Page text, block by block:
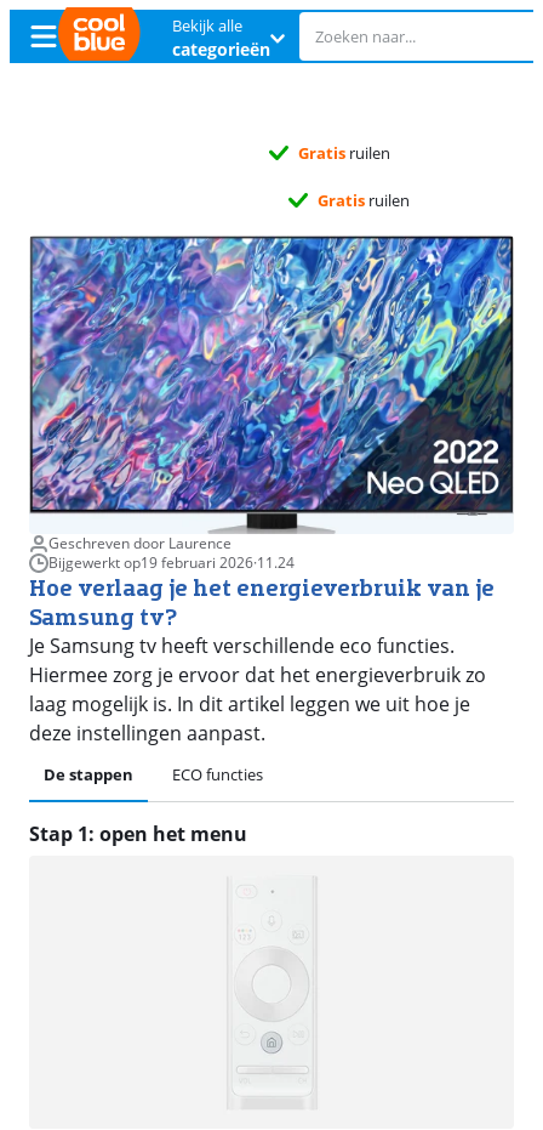
Bekijk alle
categorieën
Gratis ruilen
Gratis ruilen
Geschreven door Laurence
Bijgewerkt op19 februari 2026·11.24
Hoe verlaag je het energieverbruik van je
Samsung tv?
Je Samsung tv heeft verschillende eco functies.
Hiermee zorg je ervoor dat het energieverbruik zo
laag mogelijk is. In dit artikel leggen we uit hoe je
deze instellingen aanpast.
De stappen ECO functies
Stap 1: open het menu